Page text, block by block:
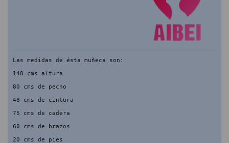
Las medidas de ésta muñeca son:
148 cms altura
80 cms de pecho
48 cms de cintura
75 cms de cadera
60 cms de brazos
20 cms de pies